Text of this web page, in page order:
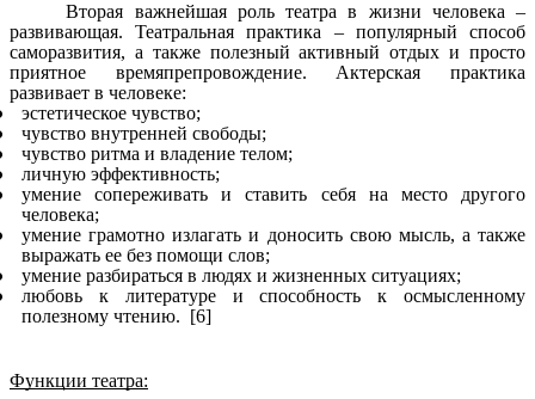
Вторая важнейшая роль театра в жизни человека –
развивающая. Театральная практика – популярный способ
саморазвития, а также полезный активный отдых и просто
приятное времяпрепровождение. Актерская практика
развивает в человеке:
эстетическое чувство;
чувство внутренней свободы;
чувство ритма и владение телом;
личную эффективность;
умение сопереживать и ставить себя на место другого
человека;
умение грамотно излагать и доносить свою мысль, а также
выражать ее без помощи слов;
умение разбираться в людях и жизненных ситуациях;
любовь к литературе и способность к осмысленному
полезному чтению. [6]
Функции театра: